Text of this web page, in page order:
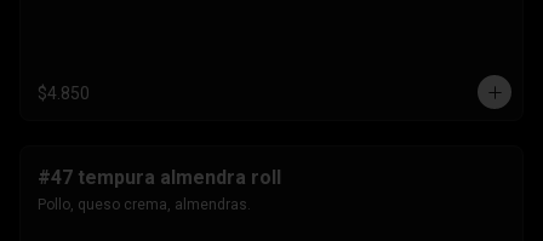
$4.850
#47 tempura almendra roll
Pollo, queso crema, almendras.